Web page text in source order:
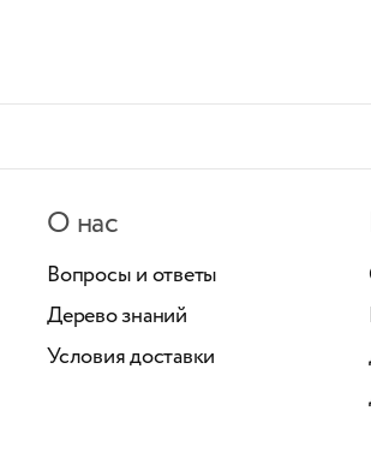
О нас
Вопросы и ответы
Дерево знаний
Условия доставки